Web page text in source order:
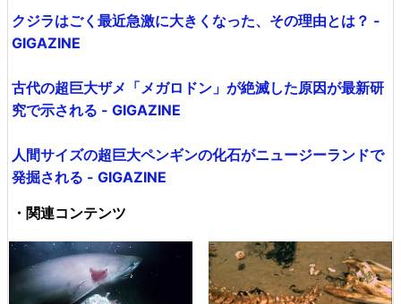
クジラはごく最近急激に大きくなった、その理由とは？ -
GIGAZINE
古代の超巨大ザメ「メガロドン」が絶滅した原因が最新研
究で示される - GIGAZINE
人間サイズの超巨大ペンギンの化石がニュージーランドで
発掘される - GIGAZINE
・関連コンテンツ